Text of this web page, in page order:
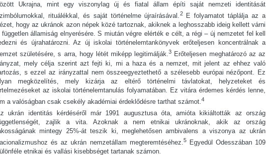
Ukrajna, mint egy viszonylag új és fiatal állam építi saját nemzeti identitását
rituálékkal, és saját történelme újraírásával.2E folyamatot táplálja az a
hogy az ukránok azon népek közé tartoznak, akiknek a leghosszabb ideig kellett várni
független államiság elnyerésére. S miután végre elérték e célt, a régi – új nemzetet fel kell
és újrahatározni. Az új iskolai történelemtankönyvek erőteljesen koncentrálnak a
születésére, s arra, hogy létét miképp legitimálják.3 Erőteljesen meghatározó az az
mely célja szerint azt fejti ki, mi a haza és a nemzet, mit jelent az ehhez való
s ezzel az irányzattal nem összeegyeztethető a szélesebb európai nézőpont. Ez
megközelítés, mely kizárja az eltérő történelmi távlatokat, helyzeteket és
az iskolai történelemtanulás folyamatában. Ez vitára érdemes kérdés lenne,
a valóságban csak csekély akadémiai érdeklődésre tarthat számot.4
ukrán identitás kérdéséről már 1991 augusztusa óta, amióta kikiáltották az ország
zajlik a vita. Azoknak a nem etnikai ukránoknak, akik az ország
mintegy 25%-át teszik ki, meglehetősen ambivalens a viszonya az ukrán
és az ukrán nemzetállam megteremtéséhez.5Egyedül Odesszában 109
etnikai és vallási kisebbséget tartanak számon.